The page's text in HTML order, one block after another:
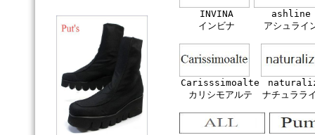
INVINA
インビナ
ashline
アシュライ
Carisssimoalte
カリシモアルテ
ナチュララ